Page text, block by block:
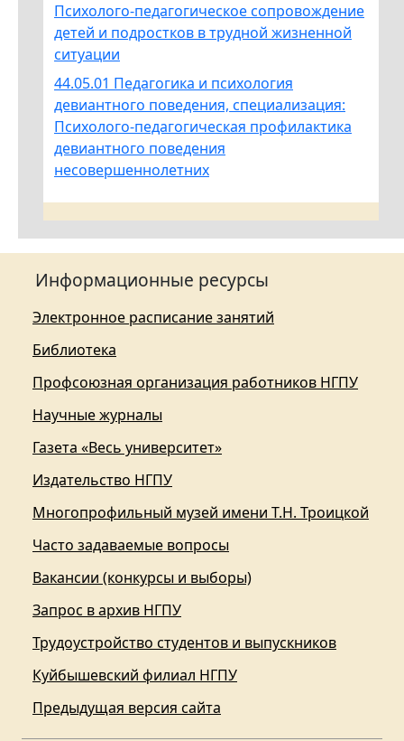
Психолого-педагогическое сопровождение
детей и подростков в трудной жизненной
ситуации
44.05.01 Педагогика и психология
девиантного поведения, специализация:
Психолого-педагогическая профилактика
девиантного поведения
несовершеннолетних
Информационные ресурсы
Электронное расписание занятий
Библиотека
Профсоюзная организация работников НГПУ
Научные журналы
Газета «Весь университет»
Издательство НГПУ
Многопрофильный музей имени Т.Н. Троицкой
Часто задаваемые вопросы
Вакансии (конкурсы и выборы)
Запрос в архив НГПУ
Трудоустройство студентов и выпускников
Куйбышевский филиал НГПУ
Предыдущая версия сайта